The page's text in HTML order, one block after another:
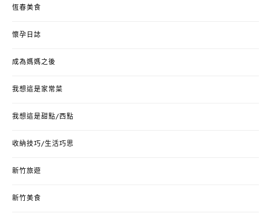
恆春美食
懷孕日誌
成為媽媽之後
我想這是家常菜
我想這是甜點/西點
收納技巧/生活巧思
新竹旅遊
新竹美食